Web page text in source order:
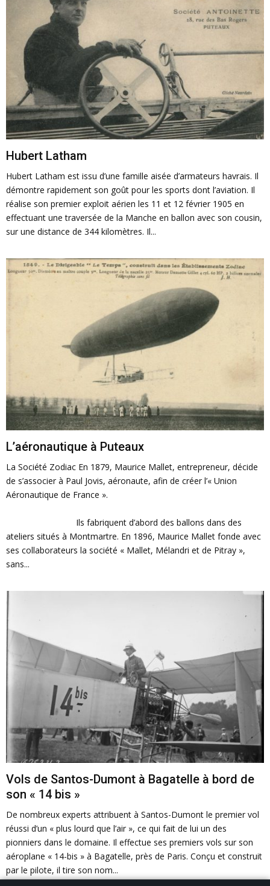
Hubert Latham
Hubert Latham est issu d’une famille aisée d’armateurs havrais. Il
démontre rapidement son goût pour les sports dont l’aviation. Il
réalise son premier exploit aérien les 11 et 12 février 1905 en
effectuant une traversée de la Manche en ballon avec son cousin,
sur une distance de 344 kilomètres. Il...
L’aéronautique à Puteaux
La Société Zodiac En 1879, Maurice Mallet, entrepreneur, décide
de s’associer à Paul Jovis, aéronaute, afin de créer l’« Union
Aéronautique de France ».
Ils fabriquent d’abord des ballons dans des
ateliers situés à Montmartre. En 1896, Maurice Mallet fonde avec
ses collaborateurs la société « Mallet, Mélandri et de Pitray »,
sans...
Vols de Santos-Dumont à Bagatelle à bord de
son « 14 bis »
De nombreux experts attribuent à Santos-Dumont le premier vol
réussi d’un « plus lourd que l’air », ce qui fait de lui un des
pionniers dans le domaine. Il effectue ses premiers vols sur son
aéroplane « 14-bis » à Bagatelle, près de Paris. Conçu et construit
par le pilote, il tire son nom...